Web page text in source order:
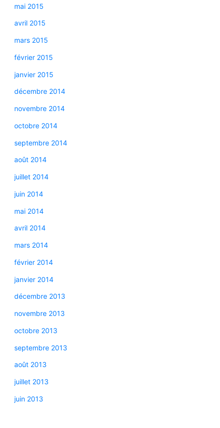
mai 2015
avril 2015
mars 2015
février 2015
janvier 2015
décembre 2014
novembre 2014
octobre 2014
septembre 2014
août 2014
juillet 2014
juin 2014
mai 2014
avril 2014
mars 2014
février 2014
janvier 2014
décembre 2013
novembre 2013
octobre 2013
septembre 2013
août 2013
juillet 2013
juin 2013